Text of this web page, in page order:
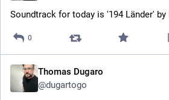
Soundtrack for today is '194 Länder'
0
Thomas Dugaro
@dugartogo